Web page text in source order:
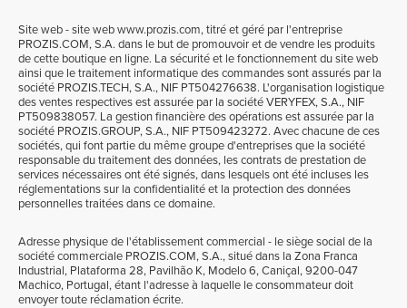
Site web - site web www.prozis.com, titré et géré par l'entreprise
PROZIS.COM, S.A. dans le but de promouvoir et de vendre les produits
de cette boutique en ligne. La sécurité et le fonctionnement du site web
ainsi que le traitement informatique des commandes sont assurés par la
société PROZIS.TECH, S.A., NIF PT504276638. L'organisation logistique
des ventes respectives est assurée par la société VERYFEX, S.A., NIF
PT509838057. La gestion financière des opérations est assurée par la
société PROZIS.GROUP, S.A., NIF PT509423272. Avec chacune de ces
sociétés, qui font partie du même groupe d'entreprises que la société
responsable du traitement des données, les contrats de prestation de
services nécessaires ont été signés, dans lesquels ont été incluses les
réglementations sur la confidentialité et la protection des données
personnelles traitées dans ce domaine.
Adresse physique de l'établissement commercial - le siège social de la
société commerciale PROZIS.COM, S.A., situé dans la Zona Franca
Industrial, Plataforma 28, Pavilhão K, Modelo 6, Caniçal, 9200-047
Machico, Portugal, étant l'adresse à laquelle le consommateur doit
envoyer toute réclamation écrite.